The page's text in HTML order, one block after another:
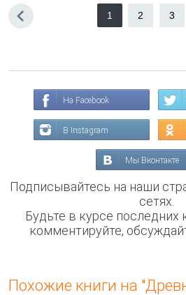
1 2 3
На Facebook
В Instagram
Мы Вконтакте
Подписывайтесь на наши
сетях.
Будьте в курсе
комментируйте,
Похожие книги на